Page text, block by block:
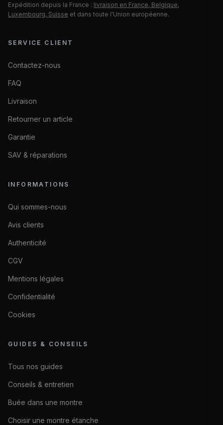
Expédition depuis la France : livraison en France, Belgique,
Luxembourg, Suisse et dans toute l'Union européenne.
SERVICE CLIENT
Contactez-nous
FAQ
Livraison
Retourner un article
Garantie
SAV & réparations
INFORMATIONS
Qui sommes-nous
Avis clients
Authenticité
CGV
Mentions légales
Confidentialité
Cookies
GUIDES & CONSEILS
Tous nos guides
Conseils & entretien
Buée dans une montre
Choisir une montre étanche